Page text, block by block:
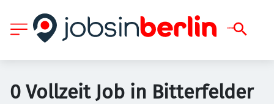
0 Vollzeit Job in Bitterfelder